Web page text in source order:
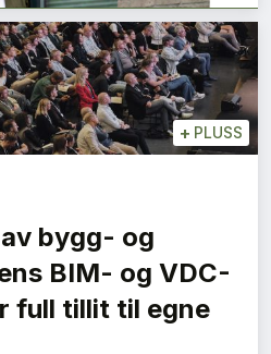
HER
+ PLUSS
bygg- og
BIM- og VDC-
full tillit til egne